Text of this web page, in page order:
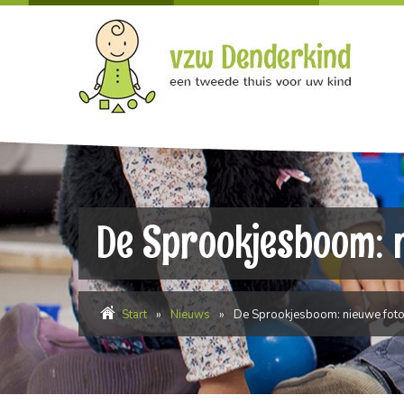
De Sprookjesboom:
Start » Nieuws » De Sprookjesboom: nieuwe